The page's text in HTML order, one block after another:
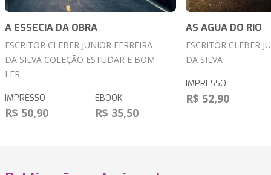
A ESSECIA DA OBRA
ESCRITOR CLEBER JUNIOR FERREIRA
DA SILVA COLEÇÃO ESTUDAR E BOM
LER
IMPRESSO
R$ 50,90
EBOOK
R$ 35,50
AS AGUA DO RIO
ESCRITOR CLEBER
DA SILVA
IMPRESSO
R$ 52,90